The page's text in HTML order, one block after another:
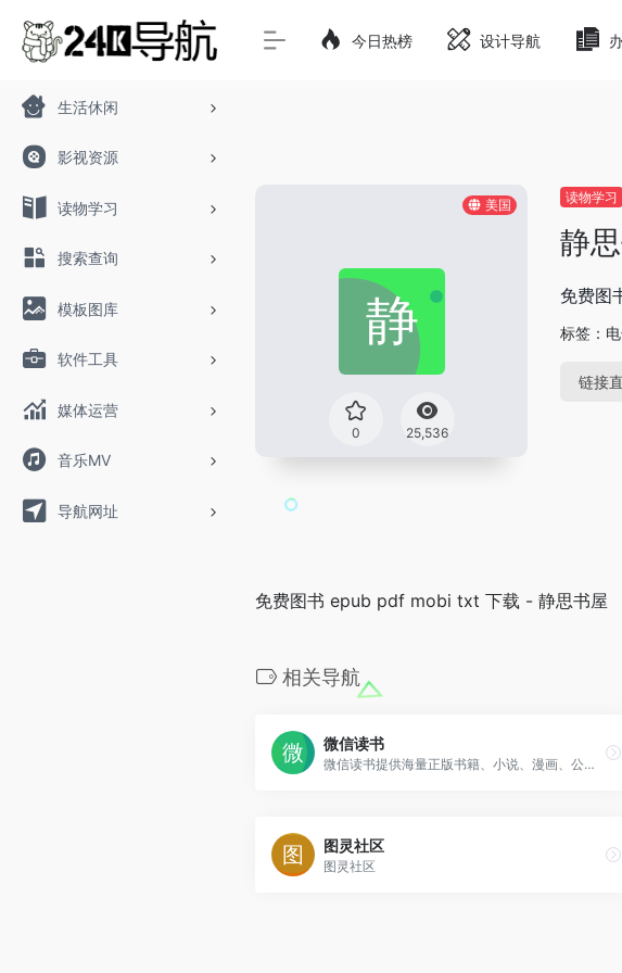
生活休闲
影视资源
读物学习
搜索查询
模板图库
软件工具
媒体运营
音乐MV
导航网址
今日热榜 设计导航
美国
0 25,536
读物学习
静
免费图
标签：
链接
免费图书 epub pdf mobi txt 下载 - 静思书屋
相关导航
微信读书
微信读书提供海量正版书籍、小说、漫画、公众号、听书，多设备同步实现跨屏阅读。与微信好友一起发现更多精品好书，随时交流感想，让阅读不再孤独。
图灵社区
图灵社区